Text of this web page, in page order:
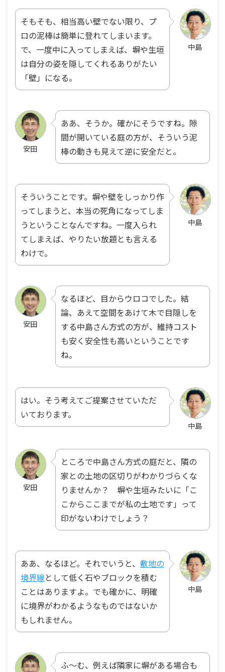
中島
そもそも、相当高い壁でない限り、プ
ロの泥棒は簡単に登れてしまいます。
で、一度中に入ってしまえば、塀や生垣
は自分の姿を隠してくれるありがたい
「壁」になる。
安田
ああ、そうか。確かにそうですね。隙
間が開いている庭の方が、そういう泥
棒の動きも見えて逆に安全だと。
中島
そういうことです。塀や壁をしっかり作
ってしまうと、本当の死角になってしま
うということなんですね。一度入られ
てしまえば、やりたい放題とも言える
わけで。
安田
なるほど、目からウロコでした。結
論、あえて空間をあけて木で目隠しを
する中島さん方式の方が、維持コスト
も安く安全性も高いということです
ね。
中島
はい。そう考えてご提案させていただ
いております。
安田
ところで中島さん方式の庭だと、隣の
家との土地の区切りがわかりづらくな
りませんか？ 塀や生垣みたいに「こ
こからここまでが私の土地です」って
印がないわけでしょう？
中島
ああ、なるほど。それでいうと、 敷地の
境界線として低く石やブロックを積む
ことはありますよ。でも確かに、明確
に境界がわかるようなものではないか
もしれません。
ふ〜む、例えば隣家に塀がある場合も